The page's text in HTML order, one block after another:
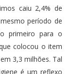
caiu 2,4% de
período de
primeiro para o
colocou o item
3,3 milhões. Tal
é um reflexo